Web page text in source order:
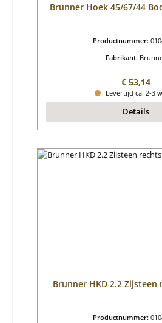
Brunner Hoek 45/67/44
Productnummer:
Fabrikant:
Normale
€ 53,14
Levertijd ca. 2-3
Details
Brunner HKD 2.2 Zijsteen
Productnummer: